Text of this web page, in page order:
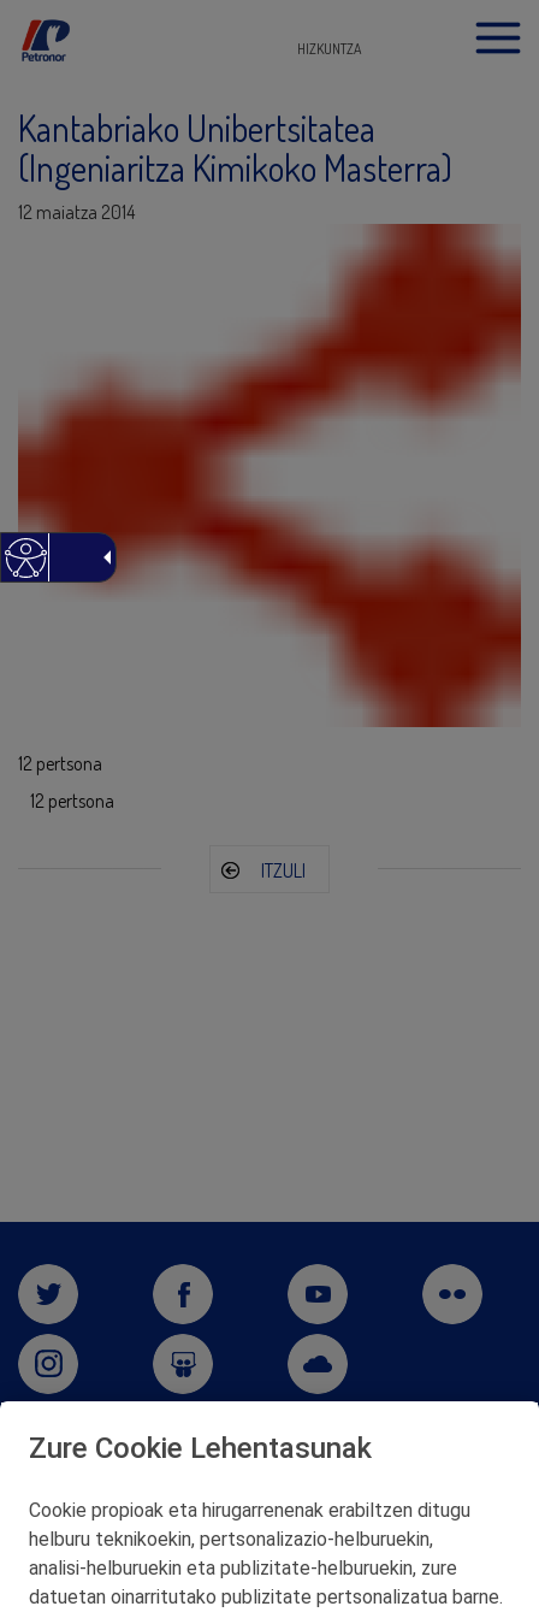
HIZKUNTZA
Kantabriako Unibertsitatea
(Ingeniaritza Kimikoko Masterra)
12 maiatza 2014
12 pertsona
12 pertsona
ITZULI
Telf. 946 357 000
© 2026 Petronor S.A.
Zure Cookie Lehentasunak
Cookie propioak eta hirugarrenenak erabiltzen ditugu
helburu teknikoekin, pertsonalizazio‑helburuekin,
analisi‑helburuekin eta publizitate‑helburuekin, zure
datuetan oinarritutako publizitate pertsonalizatua barne.